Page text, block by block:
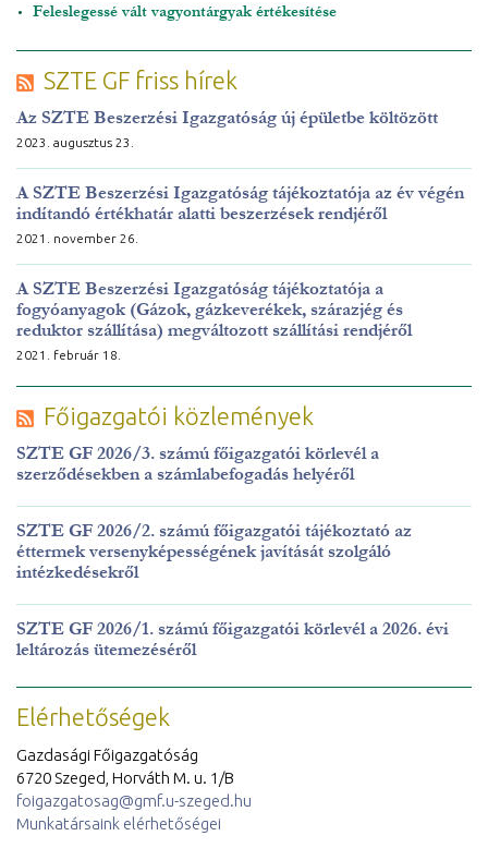
Feleslegessé vált vagyontárgyak értékesítése
SZTE GF friss hírek
Az SZTE Beszerzési Igazgatóság új épületbe költözött
2023. augusztus 23.
A SZTE Beszerzési Igazgatóság tájékoztatója az év végén
indítandó értékhatár alatti beszerzések rendjéről
2021. november 26.
A SZTE Beszerzési Igazgatóság tájékoztatója a
fogyóanyagok (Gázok, gázkeverékek, szárazjég és
reduktor szállítása) megváltozott szállítási rendjéről
2021. február 18.
Főigazgatói közlemények
SZTE GF 2026/3. számú főigazgatói körlevél a
szerződésekben a számlabefogadás helyéről
SZTE GF 2026/2. számú főigazgatói tájékoztató az
éttermek versenyképességének javítását szolgáló
intézkedésekről
SZTE GF 2026/1. számú főigazgatói körlevél a 2026. évi
leltározás ütemezéséről
Elérhetőségek
Gazdasági Főigazgatóság
6720 Szeged, Horváth M. u. 1/B
foigazgatosag@gmf.u-szeged.hu
Munkatársaink elérhetőségei